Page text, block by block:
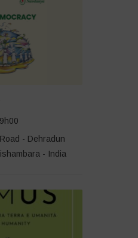
- Dehradun
- India